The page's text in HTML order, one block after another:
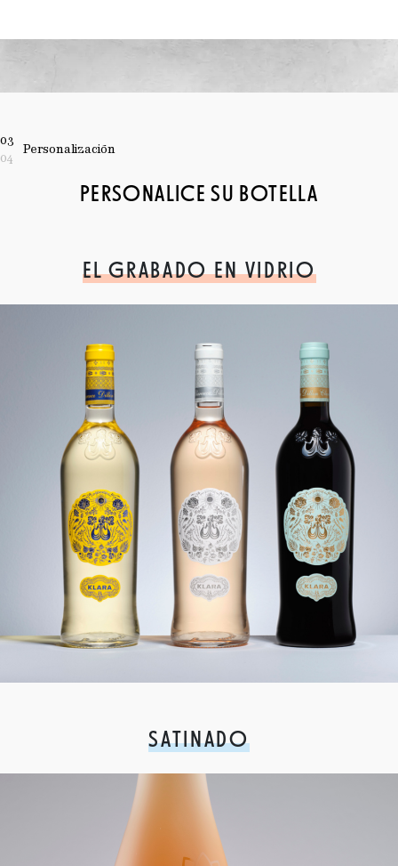
03
04
Personalización
PERSONALICE SU BOTELLA
EL GRABADO EN VIDRIO
SATINADO